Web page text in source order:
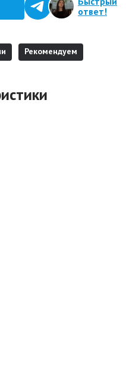
ответ!
Рекомендуем